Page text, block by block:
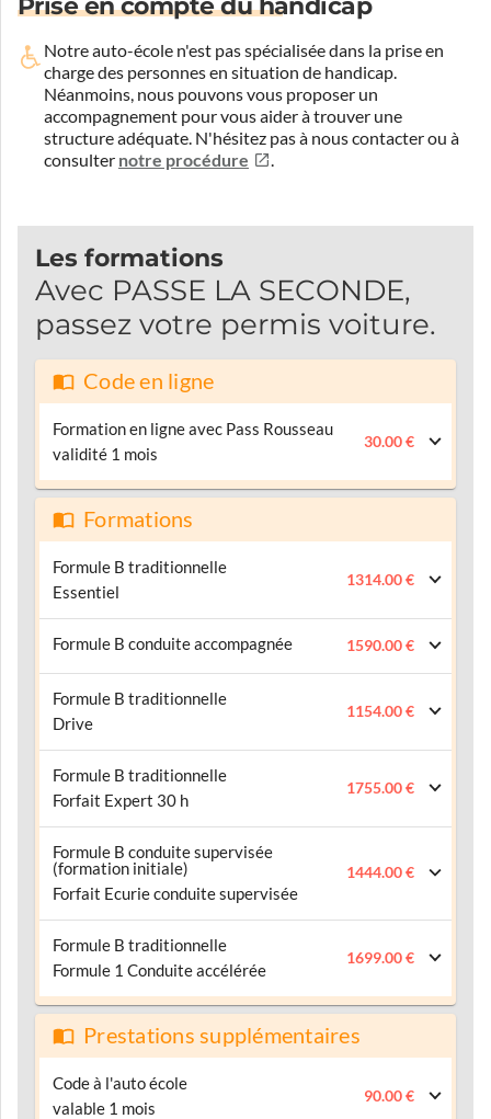
Notre auto-école n'est pas spécialisée dans la prise en
charge des personnes en situation de handicap.
Néanmoins, nous pouvons vous proposer un
accompagnement pour vous aider à trouver une
structure adéquate. N'hésitez pas à nous contacter ou à
consulter notre procédure .
Les formations
Avec PASSE LA SECONDE,
passez votre permis voiture.
Code en ligne
Formation en ligne avec Pass Rousseau
validité 1 mois
30.00 €
Formations
Formule B traditionnelle
Essentiel
1314.00 €
Formule B conduite accompagnée 1590.00 €
Formule B traditionnelle
Drive
1154.00 €
Formule B traditionnelle
Forfait Expert 30 h
1755.00 €
Formule B conduite supervisée
(formation initiale)
Forfait Ecurie conduite supervisée
1444.00 €
Formule B traditionnelle
Formule 1 Conduite accélérée
1699.00 €
Prestations supplémentaires
Code à l'auto école
valable 1 mois
90.00 €